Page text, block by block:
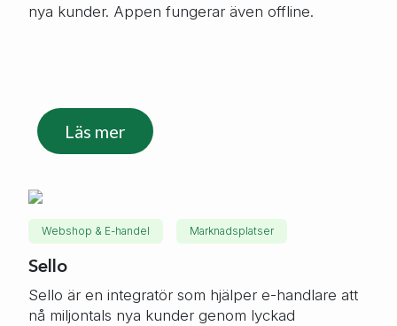
nya kunder. Appen fungerar även offline.
Läs mer
Webshop & E-handel Marknadsplatser
Sello
Sello är en integratör som hjälper e-handlare att
nå miljontals nya kunder genom lyckad